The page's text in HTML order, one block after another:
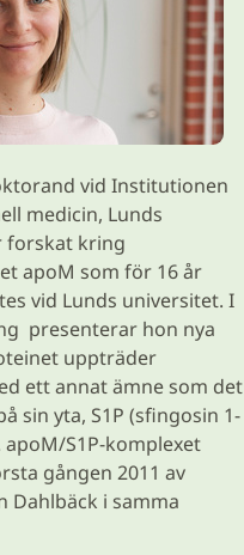
vid Institutionen
medicin, Lunds
forskat kring
apoM som för 16 år
vid Lunds universitet. I
presenterar hon nya
uppträder
ett annat ämne som det
sin yta, S1P (sfingosin 1-
S1P-komplexet
gången 2011 av
Dahlbäck i samma